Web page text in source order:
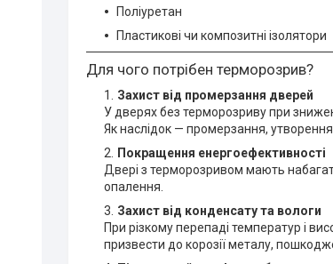
Поліуретан
Пластикові чи композитні ізолятори
Для чого потрібен терморозрив?
Захист від промерзання дверей
У дверях без терморозриву при
Як наслідок — промерзання, утворення
Покращення енергоефективності
Двері з терморозривом мають
опалення.
Захист від конденсату та вологи
При різкому перепаді температур і
призвести до корозії металу,